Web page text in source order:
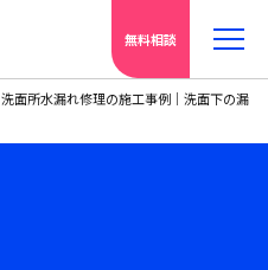
無料相談
洗面所水漏れ修理の施工事例｜洗面下の漏